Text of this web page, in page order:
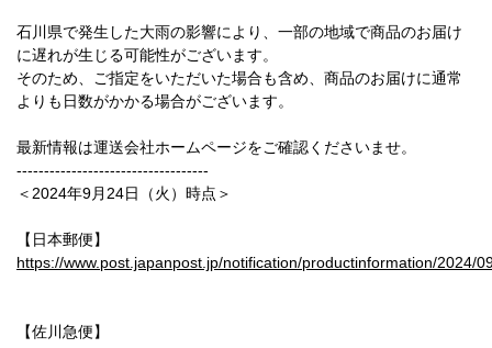
石川県で発生した大雨の影響により、一部の地域で商品のお届け
に遅れが生じる可能性がございます。
そのため、ご指定をいただいた場合も含め、商品のお届けに通常
よりも日数がかかる場合がございます。
最新情報は運送会社ホームページをご確認くださいませ。
-----------------------------------
＜2024年9月24日（火）時点＞
【日本郵便】
https://www.post.japanpost.jp/notification/productinformation/2024/
【佐川急便】